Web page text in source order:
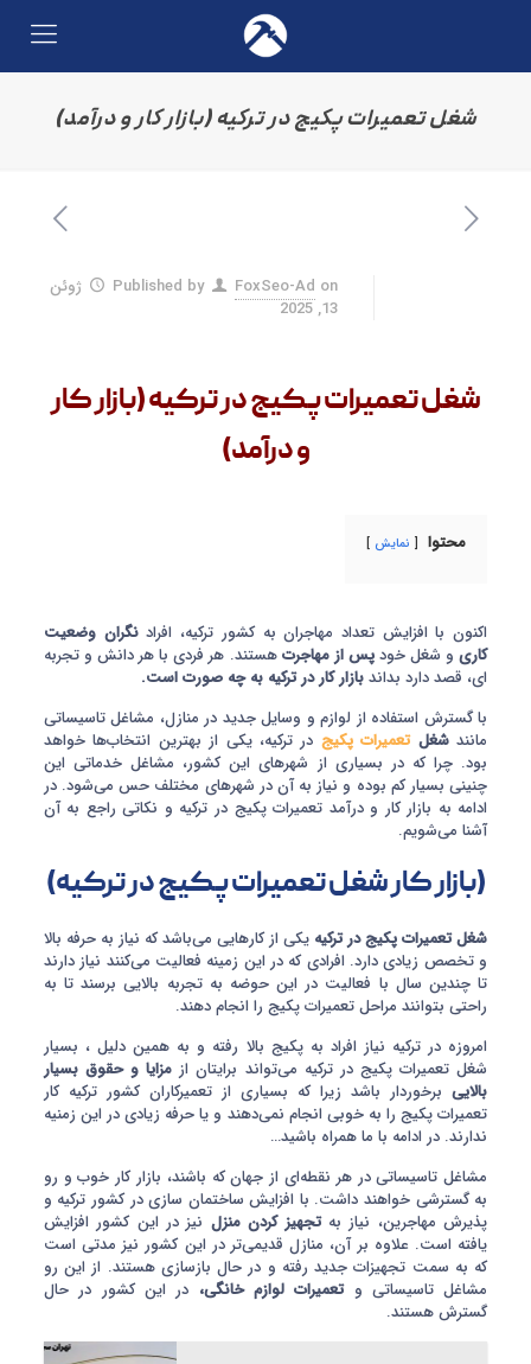
شغل تعمیرات پکیج در ترکیه (بازار کار و درآمد)
Published by FoxSeo-Ad on
ژوئن
13, 2025
شغل تعمیرات پکیج در ترکیه (بازار کار
و درآمد)
محتوا نمایش
اکنون با افزایش تعداد مهاجران به کشور ترکیه، افرادنگران وضعیت
کاریو شغل خودپس از مهاجرتهستند. هر فردی با هر دانش و تجربه
ای، قصد دارد بداندبازار کار در ترکیه به چه صورت است.
با گسترش استفاده از لوازم و وسایل جدید در منازل، مشاغل تاسیساتی
مانندشغلتعمیرات پکیج در ترکیه، یکی از بهترین انتخاب‌ها خواهد
بود. چرا که در بسیاری از شهر‌های این کشور، مشاغل خدماتی این
چنینی بسیار کم بوده و نیاز به آن در شهر‌های مختلف حس می‌شود. در
ادامه به بازار کار و درآمد تعمیرات پکیج در ترکیه و نکاتی راجع به آن
آشنا می‌شویم.
(بازار کار شغل تعمیرات پکیج در ترکیه)
شغل تعمیرات پکیج در ترکیه یکی از کارهایی می‌باشد که نیاز به حرفه بالا
و تخصص زیادی دارد. افرادی که در این زمینه فعالیت می‌کنند نیاز دارند
تا چندین سال با فعالیت در این حوضه به تجربه بالایی برسند تا به
راحتی بتوانند مراحل تعمیرات پکیج را انجام دهند.
امروزه در ترکیه نیاز افراد به پکیج بالا رفته و به همین دلیل ، بسیار
شغل تعمیرات پکیج در ترکیه می‌تواند برایتان از مزایا و حقوق بسیار
بالاییبرخوردار باشد زیرا که بسیاری از تعمیرکاران کشور ترکیه کار
تعمیرات پکیج را به خوبی انجام نمی‌دهند و یا حرفه زیادی در این زمنیه
ندارند. در ادامه با ما همراه باشید…
مشاغل تاسیساتی در هر نقطه‌ای از جهان که باشند، بازار کار خوب و رو
به گسترشی خواهند داشت. با افزایش ساختمان سازی در کشور ترکیه و
پذیرش مهاجرین، نیاز بهتجهیز کردن منزل نیز در این کشور افزایش
یافته است. علاوه بر آن، منازل قدیمی‌تر در این کشور نیز مدتی است
که به سمت تجهیزات جدید رفته و در حال بازسازی هستند. از این رو
مشاغل تاسیساتی وتعمیرات لوازم خانگی، در این کشور در حال
گسترش هستند.